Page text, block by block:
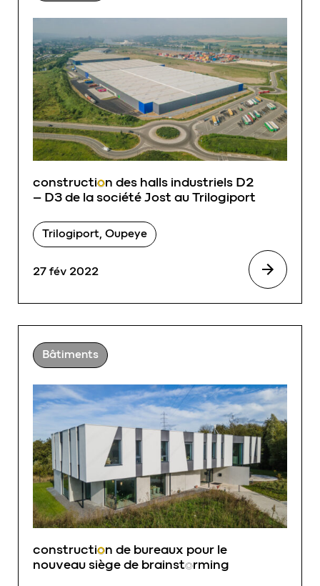
construction des halls industriels D2
– D3 de la société Jost au Trilogiport
Trilogiport, Oupeye
27 fév 2022
Bâtiments
construction de bureaux pour le
nouveau siège de brainstorming